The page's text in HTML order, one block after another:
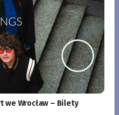
we Wrocław – Bilety